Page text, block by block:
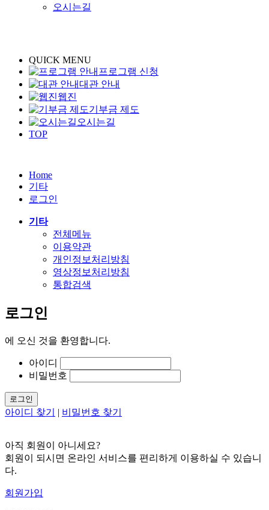
오시는길
QUICK MENU
프로그램 신청
대관 안내
웹진
기부금 제도
오시는길
TOP
Home
기타
로그인
기타
전체메뉴
이용약관
개인정보처리방침
영상정보처리방침
통합검색
로그인
에 오신 것을 환영합니다.
아이디
비밀번호
로그인
아이디 찾기 | 비밀번호 찾기
아직 회원이 아니세요?
회원이 되시면 온라인 서비스를 편리하게 이용하실 수 있습니
다.
회원가입